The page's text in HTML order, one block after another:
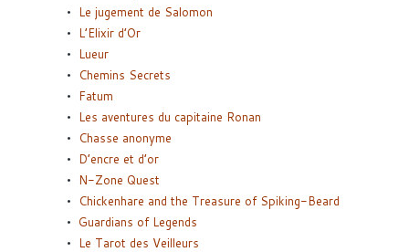
Le jugement de Salomon
L’Elixir d’Or
Lueur
Chemins Secrets
Fatum
Les aventures du capitaine Ronan
Chasse anonyme
D’encre et d’or
N-Zone Quest
Chickenhare and the Treasure of Spiking-Beard
Guardians of Legends
Le Tarot des Veilleurs